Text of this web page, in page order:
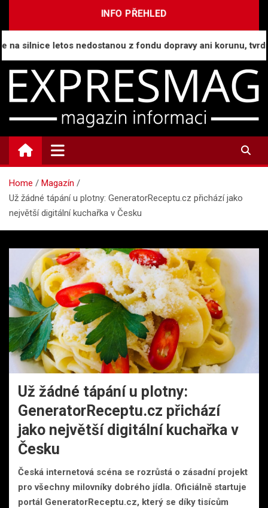
INFO PŘEHLED
letos nedostanou z fondu dopravy ani korunu, tvrdí Půta
ExpresMag.cz
Informační magazín
Home
Magazín
Už žádné tápání u plotny: GeneratorReceptu.cz přichází jako
největší digitální kuchařka v Česku
Už žádné tápání u plotny:
GeneratorReceptu.cz přichází
jako největší digitální kuchařka v
Česku
Česká internetová scéna se rozrůstá o zásadní projekt
pro všechny milovníky dobrého jídla. Oficiálně startuje
portál GeneratorReceptu.cz, který se díky tisícům